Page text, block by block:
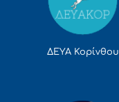
ΔΕΥΑ Κορίνθου